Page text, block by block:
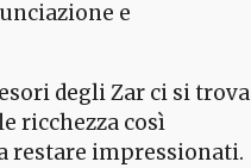
e
degli Zar ci si trova
ricchezza così
restare impressionati.